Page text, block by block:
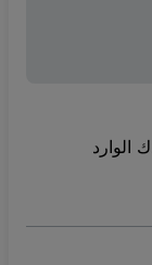
الوارد